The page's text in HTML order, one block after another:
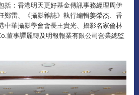
括：香港明天更好基金傳訊事務經理周伊
鄭雷、《攝影雜誌》執行編輯姜榮杰、香
中華攝影學會會長王貴光、攝影名家倫林
董事譚麗轉及明報報業有限公司營業總監